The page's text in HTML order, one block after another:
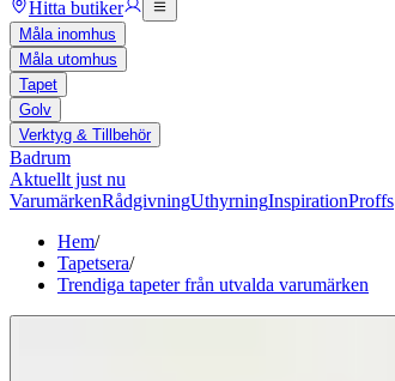
Hitta butiker
Måla inomhus
Måla utomhus
Tapet
Golv
Verktyg & Tillbehör
Badrum
Aktuellt just nu
VarumärkenRådgivningUthyrningInspirationProffs
Hem/
Tapetsera/
Trendiga tapeter från utvalda varumärken